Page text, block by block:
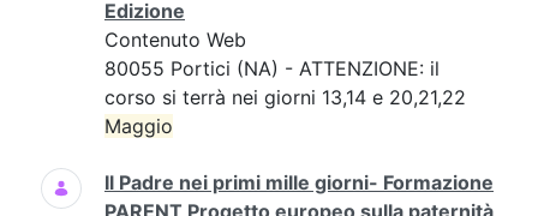
Edizione
Contenuto Web
80055 Portici (NA) - ATTENZIONE: il
corso si terrà nei giorni 13,14 e 20,21,22
Maggio
Il Padre nei primi mille giorni- Formazione
PARENT Progetto europeo sulla paternità